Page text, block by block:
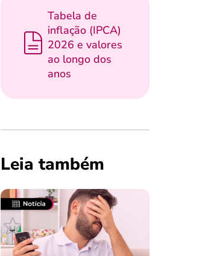
Tabela de
inflação (IPCA)
2026 e valores
ao longo dos
anos
Leia também